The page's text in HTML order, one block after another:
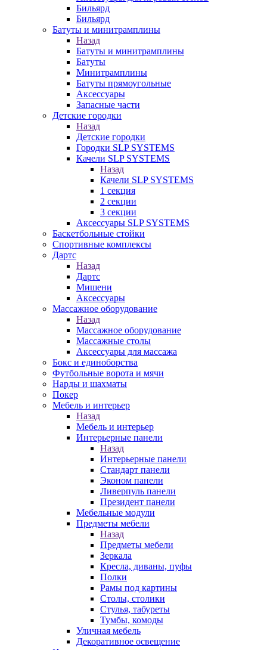
Бильяpд
Бильяpд
Батуты и минитрамплины
Назад
Батуты и минитрамплины
Батуты
Минитрамплины
Батуты прямоугольные
Аксессуары
Запасные части
Детские городки
Назад
Детские городки
Городки SLP SYSTEMS
Качели SLP SYSTEMS
Назад
Качели SLP SYSTEMS
1 секция
2 секции
3 секции
Аксессуары SLP SYSTEMS
Баскетбольные стойки
Спортивные комплексы
Дартс
Назад
Дартс
Мишени
Аксессуары
Массажное оборудование
Назад
Массажное оборудование
Массажные столы
Аксессуары для массажа
Бокс и единоборства
Футбольные ворота и мячи
Нарды и шахматы
Покер
Мебель и интерьер
Назад
Мебель и интерьер
Интерьерные панели
Назад
Интерьерные панели
Стандарт панели
Эконом панели
Ливерпуль панели
Президент панели
Мебельные модули
Предметы мебели
Назад
Предметы мебели
Зеркала
Кресла, диваны, пуфы
Полки
Рамы под картины
Столы, столики
Стулья, табуреты
Тумбы, комоды
Уличная мебель
Декоративное освещение